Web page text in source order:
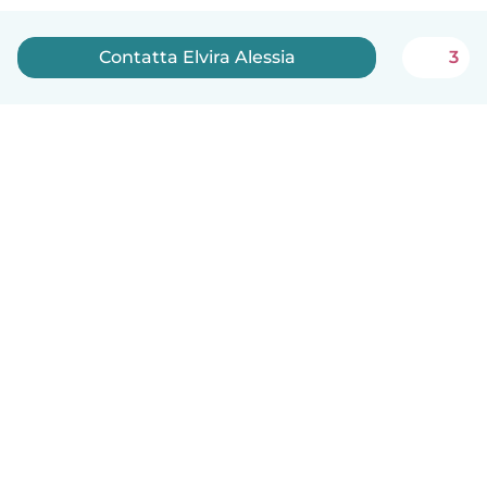
Contatta Elvira Alessia 3